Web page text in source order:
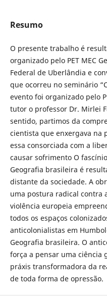
Resumo
O presente trabalho é
organizado pelo PET MEC
Federal de Uberlândia e
que ocorreu no seminário
evento foi organizado pelo
tutor o professor Dr. Mirlei
sentido, partimos da
cientista que enxergava na
essa consorciada com a
causar sofrimento O
Geografia brasileira é
distante da sociedade. A
uma postura radical contra
violência europeia
todos os espaços
anticolonialistas em
Geografia brasileira. O
força a pensar uma ciência
práxis transformadora da
de toda forma de opressão.